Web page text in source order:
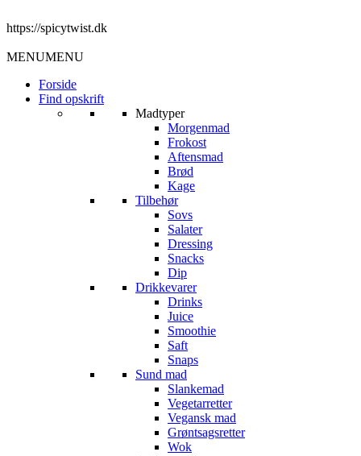
https://spicytwist.dk
MENUMENU
Forside
Find opskrift
Madtyper
Morgenmad
Frokost
Aftensmad
Brød
Kage
Tilbehør
Sovs
Salater
Dressing
Snacks
Dip
Drikkevarer
Drinks
Juice
Smoothie
Saft
Snaps
Sund mad
Slankemad
Vegetarretter
Vegansk mad
Grøntsagsretter
Wok